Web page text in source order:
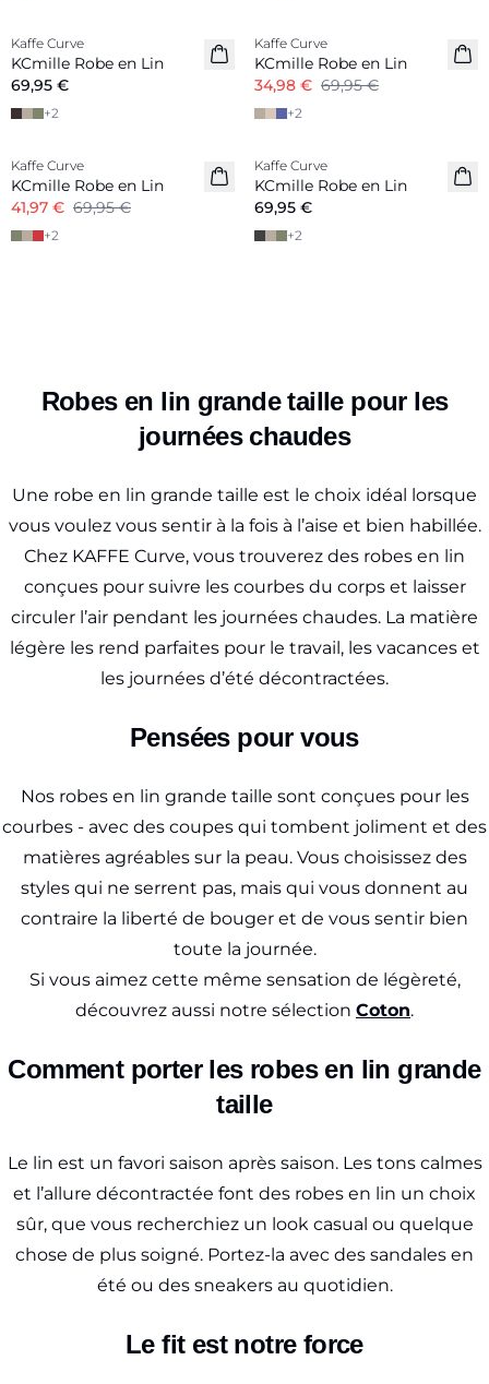
Nouveautés
Kaffe Curve
KCmille Robe en Lin
69,95 €
+2
Mélange Lin
Kaffe Curve
KCmille Robe en Lin
34,98 € 69,95 €
+2
Mélange Lin
Kaffe Curve
KCmille Robe en Lin
41,97 € 69,95 €
+2
Mélange Lin
Kaffe Curve
KCmille Robe en Lin
69,95 €
+2
Robes en lin grande taille pour les
journées chaudes
Une robe en lin grande taille est le choix idéal lorsque
vous voulez vous sentir à la fois à l’aise et bien habillée.
Chez KAFFE Curve, vous trouverez des robes en lin
conçues pour suivre les courbes du corps et laisser
circuler l’air pendant les journées chaudes. La matière
légère les rend parfaites pour le travail, les vacances et
les journées d’été décontractées.
Pensées pour vous
Nos robes en lin grande taille sont conçues pour les
courbes - avec des coupes qui tombent joliment et des
matières agréables sur la peau. Vous choisissez des
styles qui ne serrent pas, mais qui vous donnent au
contraire la liberté de bouger et de vous sentir bien
toute la journée.
Si vous aimez cette même sensation de légèreté,
découvrez aussi notre sélection Coton.
Comment porter les robes en lin grande
taille
Le lin est un favori saison après saison. Les tons calmes
et l’allure décontractée font des robes en lin un choix
sûr, que vous recherchiez un look casual ou quelque
chose de plus soigné. Portez-la avec des sandales en
été ou des sneakers au quotidien.
Le fit est notre force